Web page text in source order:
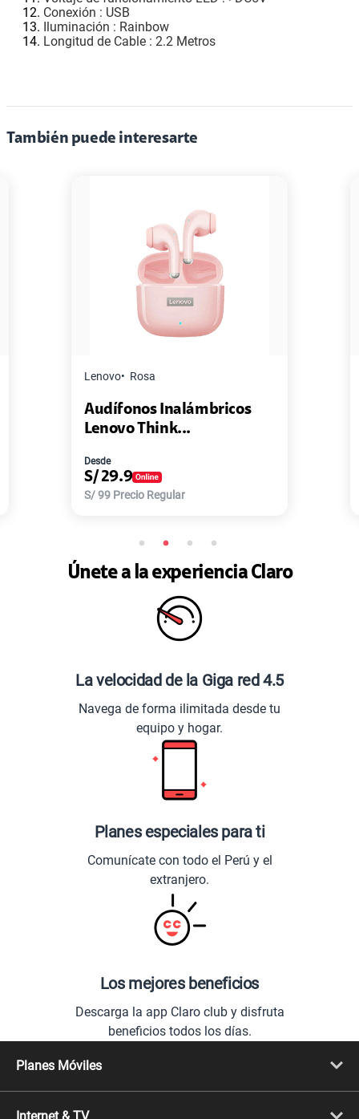
Conexión : USB
Iluminación : Rainbow
Longitud de Cable : 2.2 Metros
También puede interesarte
Pack de 2 Power Bank
Master-G ...
Únete a la experiencia Claro
La velocidad de la Giga red 4.5
Navega de forma ilimitada desde tu
equipo y hogar.
Planes especiales para ti
Comunícate con todo el Perú y el
extranjero.
Los mejores beneficios
Descarga la app Claro club y disfruta
beneficios todos los días.
Planes Móviles
Línea Nueva